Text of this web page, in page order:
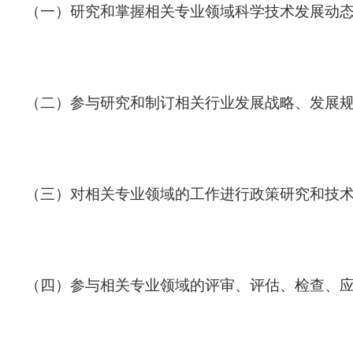
（一）研究和掌握相关专业领域科学技术发展
（二）参与研究和制订相关行业发展战略、发展
（三）对相关专业领域的工作进行政策研究和技
（四）参与相关专业领域的评审、评估、检查、